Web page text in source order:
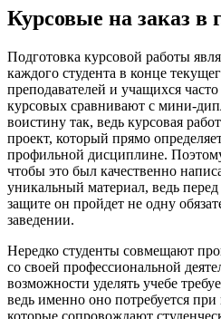
Курсовые на заказ в
Подготовка курсовой работы
каждого студента в конце
преподавателей и учащихся
курсовых сравнивают с мини-
воистину так, ведь курсовая
проект, который прямо
профильной дисциплине.
чтобы это был качественно
уникальный материал, ведь
защите он пройдет не одну
заведении.
Нередко студенты совмещают
со своей профессиональной
возможности уделять учебе
ведь именно оно потребуется
которые сопровождают